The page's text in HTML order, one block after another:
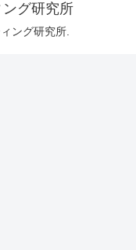
グ研究所
ング研究所.